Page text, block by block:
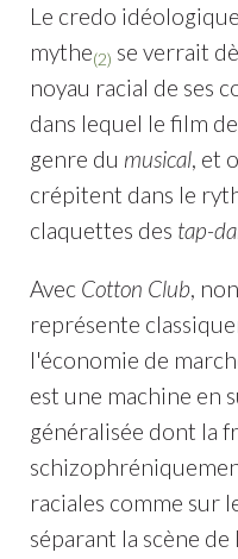
Le credo
mythe(2) se verrait
noyau racial de ses
dans lequel le film
genre du musical, et
crépitent dans le
claquettes des tap-
Avec Cotton Club,
représente
l'économie de
est une machine en
généralisée dont la
raciales comme sur
séparant la scène de